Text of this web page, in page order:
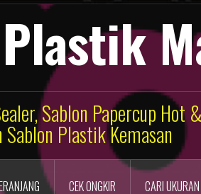
Sablon Papercup Hot
Sablon Plastik Kemasan
CEK ONGKIR CARI